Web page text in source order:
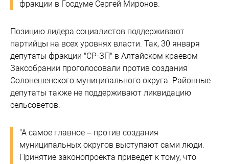
фракции в Госдуме Сергей Миронов.
Позицию лидера социалистов поддерживают
партийцы на всех уровнях власти. Так, 30 января
депутаты фракции "СР-ЗП" в Алтайском краевом
Заксобрании проголосовали против создания
Солонешенского муниципального округа. Районные
депутаты также не поддерживают ликвидацию
сельсоветов.
"А самое главное – против создания
муниципальных округов выступают сами люди.
Принятие законопроекта приведёт к тому, что